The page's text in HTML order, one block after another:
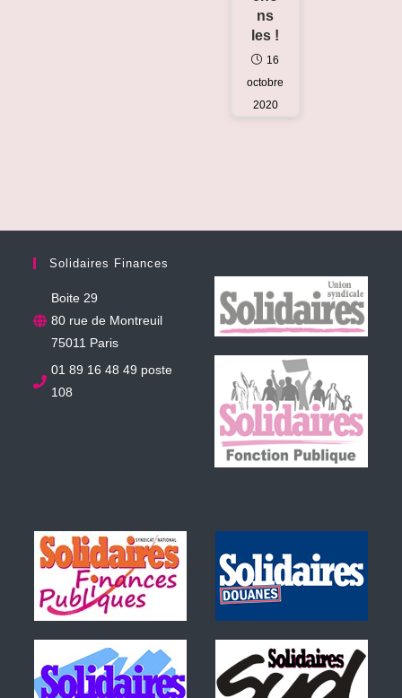
ns
les !
16
octobre
2020
Solidaires Finances
Boite 29
80 rue de Montreuil
75011 Paris
01 89 16 48 49 poste
108